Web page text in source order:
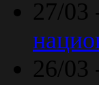
27/03
26/03